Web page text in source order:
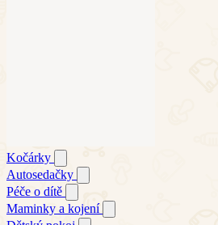
Kočárky
Autosedačky
Péče o dítě
Maminky a kojení